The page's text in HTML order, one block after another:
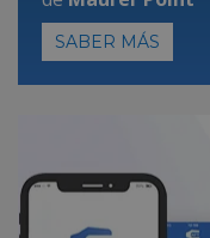
SABER MÁS